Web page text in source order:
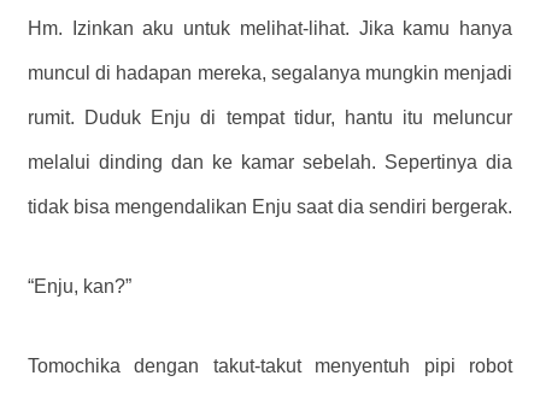
Hm. Izinkan aku untuk melihat-lihat. Jika kamu hanya
muncul di hadapan mereka, segalanya mungkin menjadi
rumit. Duduk Enju di tempat tidur, hantu itu meluncur
melalui dinding dan ke kamar sebelah. Sepertinya dia
tidak bisa mengendalikan Enju saat dia sendiri bergerak.
“Enju, kan?”
Tomochika dengan takut-takut menyentuh pipi robot